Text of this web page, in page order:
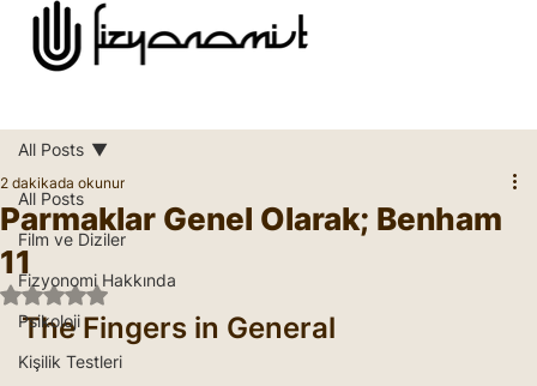
All Posts
Film ve Diziler
Fizyonomi Hakkında
Psikoloji
Kişilik Testleri
All Posts
Parmaklar Genel Olarak; Benham
11
2 dakikada okunur
5 üzerinden NaN yıldız
The Fingers in General